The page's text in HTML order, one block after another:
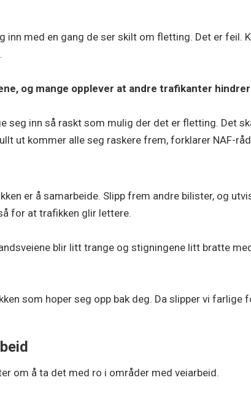
inn med en gang de ser skilt om fletting. Det er feil.
og mange opplever at andre trafikanter
seg inn så raskt som mulig der det er fletting. Det
ut kommer alle seg raskere frem, forklarer NAF-
er å samarbeide. Slipp frem andre bilister, og
for at trafikken glir lettere.
blir litt trange og stigningene litt bratte
som hoper seg opp bak deg. Da slipper vi
om å ta det med ro i områder med veiarbeid.